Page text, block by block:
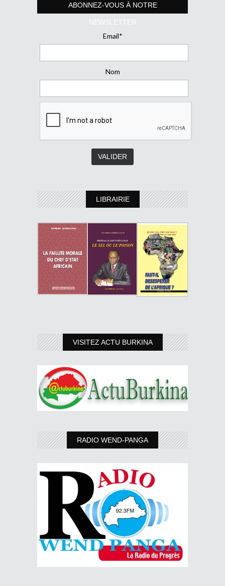
ABONNEZ-VOUS À NOTRE
NEWSLETTER
Email*
Nom
LIBRAIRIE
VISITEZ ACTU BURKINA
RADIO WEND-PANGA